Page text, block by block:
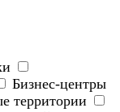
Бизнес-центры
территории